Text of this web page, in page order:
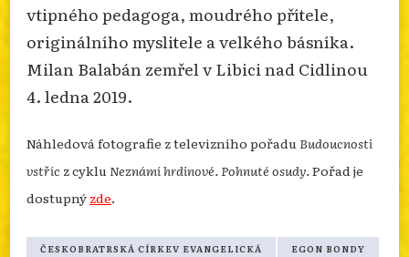
vtipného pedagoga, moudrého přítele,
originálního myslitele a velkého básníka.
Milan Balabán zemřel v Libici nad Cidlinou
4. ledna 2019.
Náhledová fotografie z televizního pořaduBudoucnosti
vstříc z cykluNeznámí hrdinové. Pohnuté osudy.Pořad je
dostupný zde.
ČESKOBRATRSKÁ CÍRKEV EVANGELICKÁ EGON BONDY